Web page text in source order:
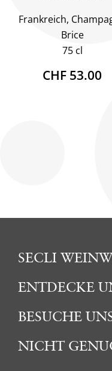
Frankreich,
Brice
75 cl
CHF 53.00
SECLI
ENTDECKE
BESUCHE
NICHT